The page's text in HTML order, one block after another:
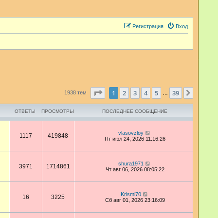
Вход
Регистрация
1938 тем Страница1 из 39
1 2 3 4 5 39
ОТВЕТЫ ПРОСМОТРЫ ПОСЛЕДНЕЕ СООБЩЕНИЕ
1117 419848
vlasovzloy
Пт июл 24, 2026 11:16:26
3971 1714861
shura1971
Чт авг 06, 2026 08:05:22
16 3225
Krismi70
Сб авг 01, 2026 23:16:09